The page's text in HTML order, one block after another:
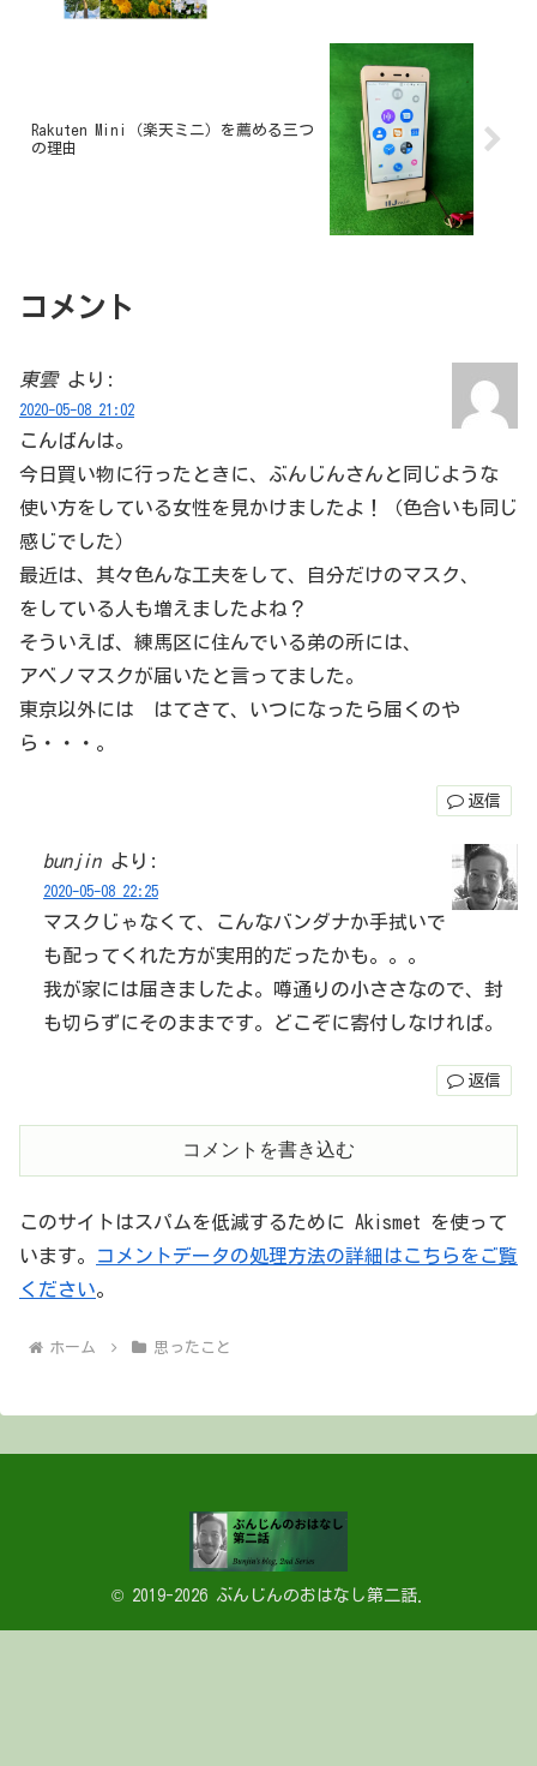
Rakuten Mini（楽天ミニ）を薦める三つ
の理由
コメント
東雲 より:
2020-05-08 21:02
こんばんは。
今日買い物に行ったときに、ぶんじんさんと同じような
使い方をしている女性を見かけましたよ！（色合いも同じ
感じでした）
最近は、其々色んな工夫をして、自分だけのマスク、
をしている人も増えましたよね？
そういえば、練馬区に住んでいる弟の所には、
アベノマスクが届いたと言ってました。
東京以外には はてさて、いつになったら届くのや
ら・・・。
返信
bunjin より:
2020-05-08 22:25
マスクじゃなくて、こんなバンダナか手拭いで
も配ってくれた方が実用的だったかも。。。
我が家には届きましたよ。噂通りの小ささなので、封
も切らずにそのままです。どこぞに寄付しなければ。
返信
コメントを書き込む
このサイトはスパムを低減するために Akismet を使って
います。
コメントデータの処理方法の詳細はこちらをご覧
ください。
ホーム 思ったこと
© 2019-2026 ぶんじんのおはなし第二話.